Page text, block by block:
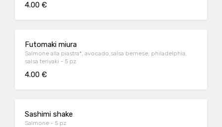
4.00 €
Futomaki miura
Salmone alla piastra*, avocado,salsa bernese, philadelphia,
salsa teriyaki - 5 pz
4.00 €
Sashimi shake
Salmone - 5 pz